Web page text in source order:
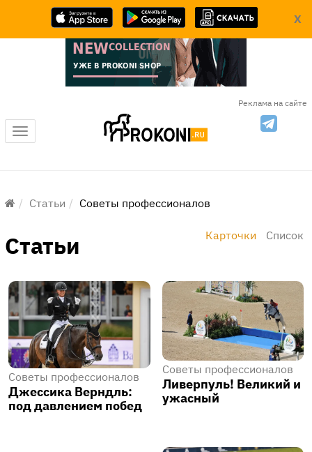
X
Реклама на сайте
Меню
Статьи Советы профессионалов
Статьи Карточки Список
Советы профессионалов
Джессика Верндль:
под давлением побед
Советы профессионалов
Ливерпуль! Великий и
ужасный